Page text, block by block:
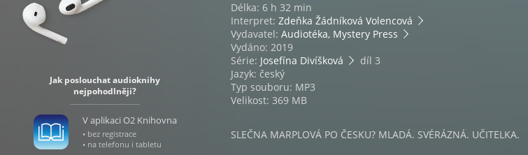
Jak poslouchat audioknihy
nejpohodlněji?
V aplikaci O2 Knihovna
• bez registrace
• na telefonu i tabletu
Délka: 6 h 32 min
Interpret: Zdeňka Žádníková Volencová
Vydavatel: Audiotéka, Mystery Press
Vydáno: 2019
Série: Josefína Divíšková
díl 3
Jazyk: český
Typ souboru: MP3
Velikost: 369 MB
SLEČNA MARPLOVÁ PO ČESKU? MLADÁ. SVÉRÁZNÁ. UČITELKA.